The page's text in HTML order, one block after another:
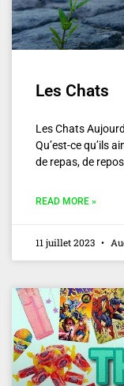
Les Chats
Les Chats
Qu’est-ce qu’ils
de repas, de
READ MORE »
11 juillet 2023